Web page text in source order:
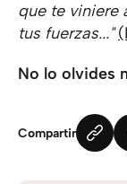
que te viniere
tus fuerzas..."
No lo olvides
Compartir